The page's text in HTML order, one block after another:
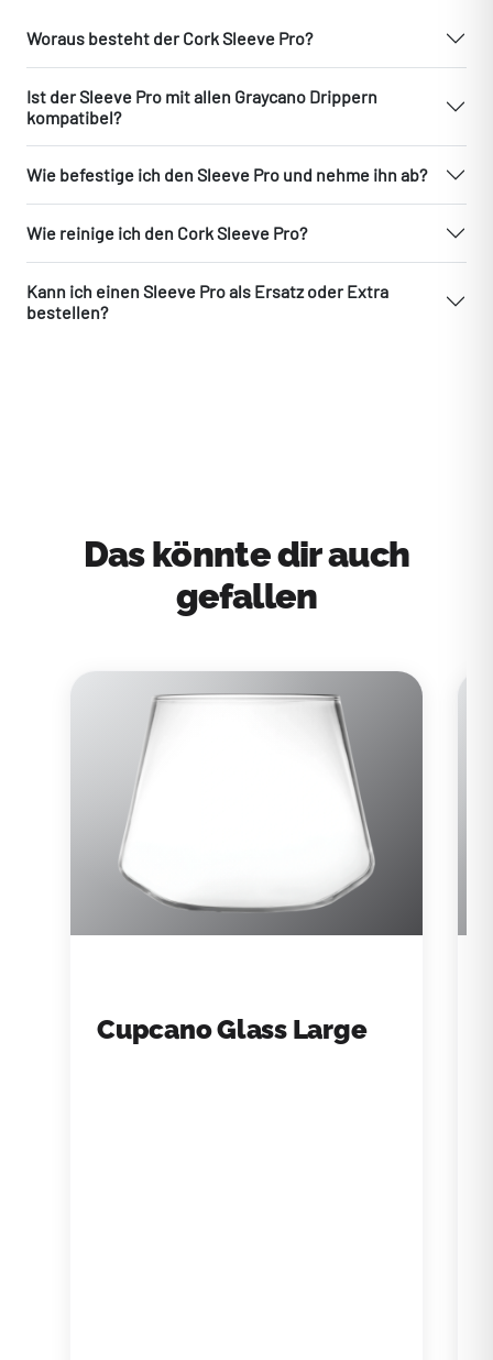
Woraus besteht der Cork Sleeve Pro?
Ist der Sleeve Pro mit allen Graycano Drippern
kompatibel?
Wie befestige ich den Sleeve Pro und nehme ihn ab?
Wie reinige ich den Cork Sleeve Pro?
Kann ich einen Sleeve Pro als Ersatz oder Extra
bestellen?
Das könnte dir auch
gefallen
Cupcano Glass Large